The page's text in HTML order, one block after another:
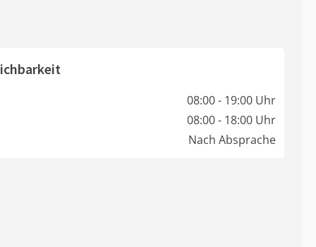
08:00 - 19:00 Uhr
08:00 - 18:00 Uhr
Nach Absprache